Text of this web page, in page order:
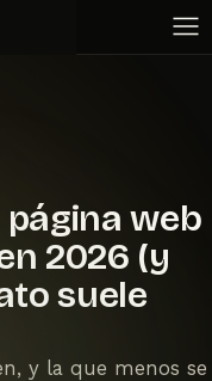
web
2026 (y
suele
y la que menos se